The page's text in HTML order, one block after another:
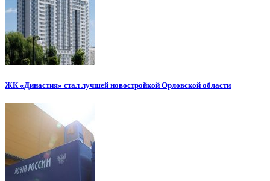
ЖК «Династия» стал лучшей новостройкой Орловской области